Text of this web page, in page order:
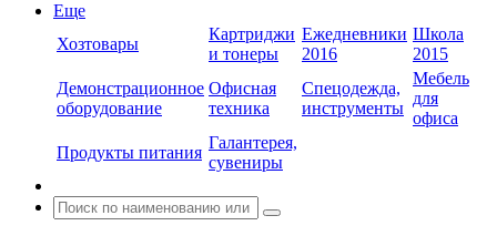
Еще
Хозтовары
Картриджи
и тонеры
Ежедневники
2016
Школа
2015
Демонстрационное
оборудование
Офисная
техника
Спецодежда,
инструменты
Мебель
для
офиса
Продукты питания
Галантерея,
сувениры